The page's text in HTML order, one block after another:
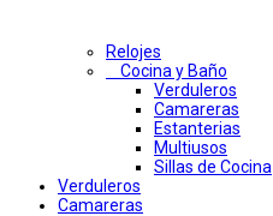
Relojes
Cocina y Baño
Verduleros
Camareras
Estanterias
Multiusos
Sillas de Cocina
Verduleros
Camareras